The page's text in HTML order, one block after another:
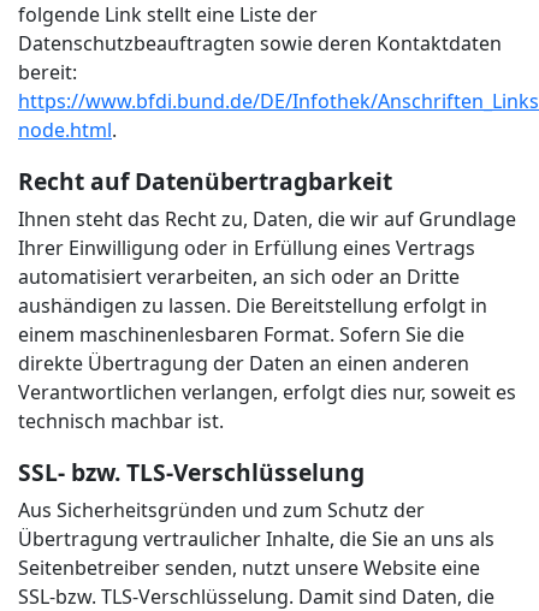
folgende Link stellt eine Liste der
Datenschutzbeauftragten sowie deren Kontaktdaten
bereit:
https://www.bfdi.bund.de/DE/Infothek/
node.html.
Recht auf Datenübertragbarkeit
Ihnen steht das Recht zu, Daten, die wir auf Grundlage
Ihrer Einwilligung oder in Erfüllung eines Vertrags
automatisiert verarbeiten, an sich oder an Dritte
aushändigen zu lassen. Die Bereitstellung erfolgt in
einem maschinenlesbaren Format. Sofern Sie die
direkte Übertragung der Daten an einen anderen
Verantwortlichen verlangen, erfolgt dies nur, soweit es
technisch machbar ist.
SSL- bzw. TLS-Verschlüsselung
Aus Sicherheitsgründen und zum Schutz der
Übertragung vertraulicher Inhalte, die Sie an uns als
Seitenbetreiber senden, nutzt unsere Website eine
SSL-bzw. TLS-Verschlüsselung. Damit sind Daten, die